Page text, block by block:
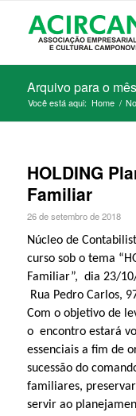
Arquivo para o
Você está aqui: Home /
HOLDING
Familiar
26 de setembro de 2018
Núcleo de
curso sob o tema “
Familiar”, dia 23/
Rua Pedro Carlos,
Com o objetivo de
o encontro estará
essenciais a fim de
sucessão do
familiares,
servir ao